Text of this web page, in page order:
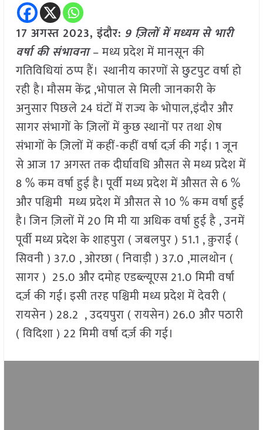
17 अगस्त 2023, इंदौर: 9 ज़िलों में मध्यम से भारी
वर्षा की संभावना– मध्य प्रदेश में मानसून की
गतिविधियां ठप्प हैं। स्थानीय कारणों से छुटपुट वर्षा हो
रही है। मौसम केंद्र ,भोपाल से मिली जानकारी के
अनुसार पिछले 24 घंटों में राज्य के भोपाल,इंदौर और
सागर संभागों के ज़िलों में कुछ स्थानों पर तथा शेष
संभागों के ज़िलों में कहीं-कहीं वर्षा दर्ज़ की गई। 1 जून
से आज 17 अगस्त तक दीर्घावधि औसत से मध्य प्रदेश में
8 % कम वर्षा हुई है। पूर्वी मध्य प्रदेश में औसत से 6 %
और पश्चिमी मध्य प्रदेश में औसत से 10 % कम वर्षा हुई
है। जिन ज़िलों में 20 मि मी या अधिक वर्षा हुई है , उनमें
पूर्वी मध्य प्रदेश के शाहपुरा ( जबलपुर ) 51.1 , क़ुराई (
सिवनी ) 37.0 , ओरछा ( निवाड़ी ) 37.0 ,मालथोन (
सागर ) 25.0 और दमोह एडब्ल्यूएस 21.0 मिमी वर्षा
दर्ज़ की गई। इसी तरह पश्चिमी मध्य प्रदेश में देवरी (
रायसेन ) 28.2 , उदयपुरा ( रायसेन) 26.0 और पठारी
( विदिशा ) 22 मिमी वर्षा दर्ज़ की गई।